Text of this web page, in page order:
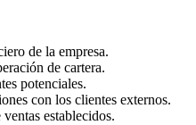
de la empresa.
de cartera.
potenciales.
con los clientes externos.
establecidos.